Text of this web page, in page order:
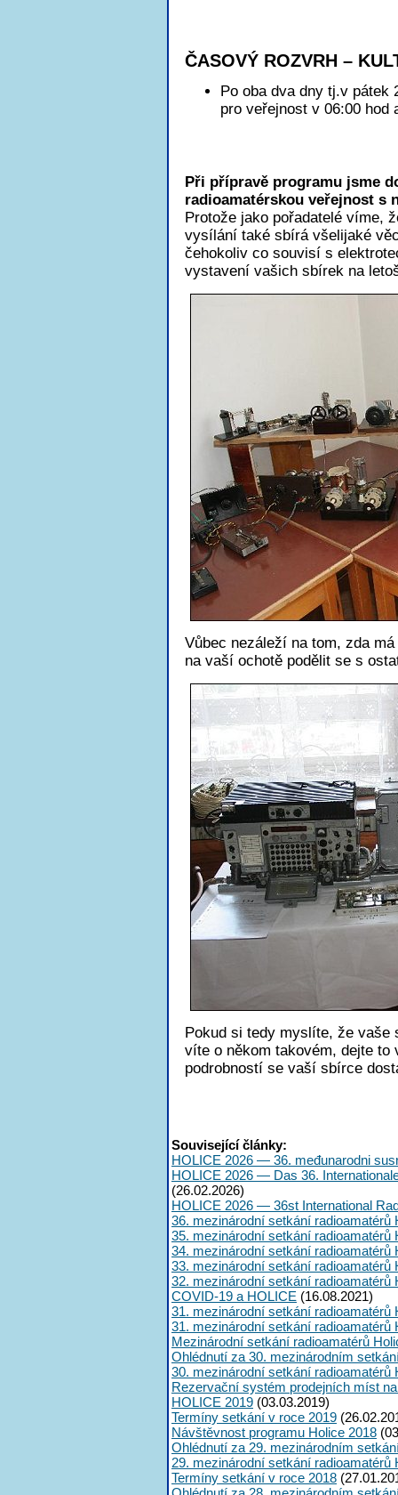
ČASOVÝ ROZVRH –
Po oba dva dny tj.v pátek
pro veřejnost v 06:00 hod
Při přípravě programu jsme
radioamatérskou veřejnost s
Protože jako pořadatelé víme,
vysílání také sbírá všelijaké
čehokoliv co souvisí s
vystavení vašich sbírek na
Vůbec nezáleží na tom, zda
na vaší ochotě podělit se s
Pokud si tedy myslíte, že
víte o někom takovém, dejte to
podrobností se vaší sbírce
Související články:
HOLICE 2026 — 36. međunarodni
HOLICE 2026 — Das 36.
(26.02.2026)
HOLICE 2026 — 36st International
36. mezinárodní setkání radioamatérů
35. mezinárodní setkání radioamatérů
34. mezinárodní setkání radioamatérů
33. mezinárodní setkání radioamatérů
32. mezinárodní setkání radioamatérů
COVID-19 a HOLICE (16.08.2021)
31. mezinárodní setkání radioamatérů
31. mezinárodní setkání radioamatérů
Mezinárodní setkání radioamatérů
Ohlédnutí za 30. mezinárodním
30. mezinárodní setkání radioamatérů
Rezervační systém prodejních míst
HOLICE 2019 (03.03.2019)
Termíny setkání v roce 2019
Návštěvnost programu Holice 2018
Ohlédnutí za 29. mezinárodním
29. mezinárodní setkání radioamatérů
Termíny setkání v roce 2018